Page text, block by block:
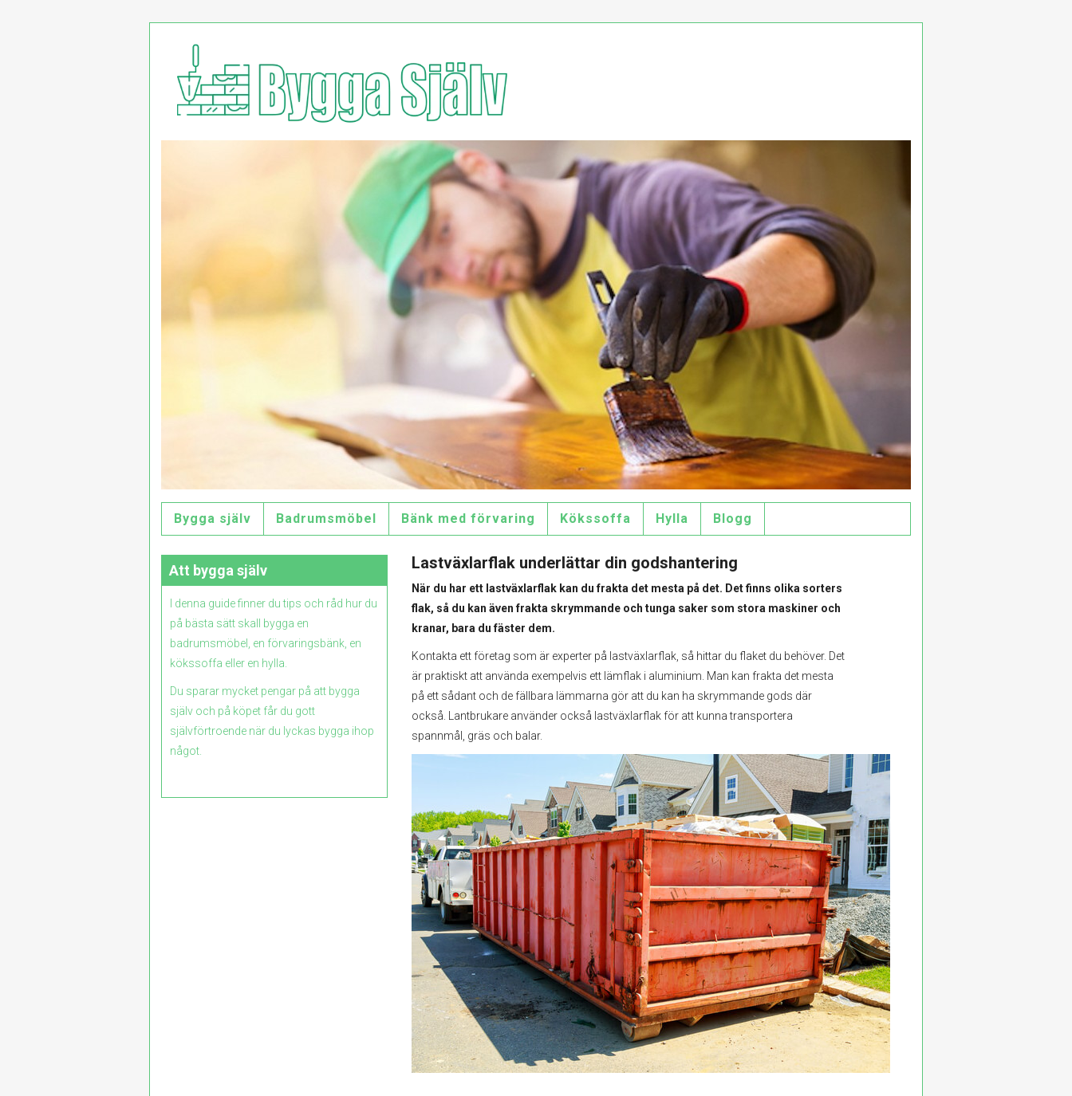
Bygga själv Badrumsmöbel Bänk med förvaring Kökssoffa Hylla Blogg
Att bygga själv
I denna guide finner du tips och råd hur du
på bästa sätt skall bygga en
badrumsmöbel, en förvaringsbänk, en
kökssoffa eller en hylla.
Du sparar mycket pengar på att bygga
själv och på köpet får du gott
självförtroende när du lyckas bygga ihop
något.
Lastväxlarflak underlättar din godshantering
När du har ett lastväxlarflak kan du frakta det mesta på det. Det finns olika sorters
flak, så du kan även frakta skrymmande och tunga saker som stora maskiner och
kranar, bara du fäster dem.
Kontakta ett företag som är experter på lastväxlarflak, så hittar du flaket du behöver. Det
är praktiskt att använda exempelvis ett lämflak i aluminium. Man kan frakta det mesta
på ett sådant och de fällbara lämmarna gör att du kan ha skrymmande gods där
också. Lantbrukare använder också lastväxlarflak för att kunna transportera
spannmål, gräs och balar.